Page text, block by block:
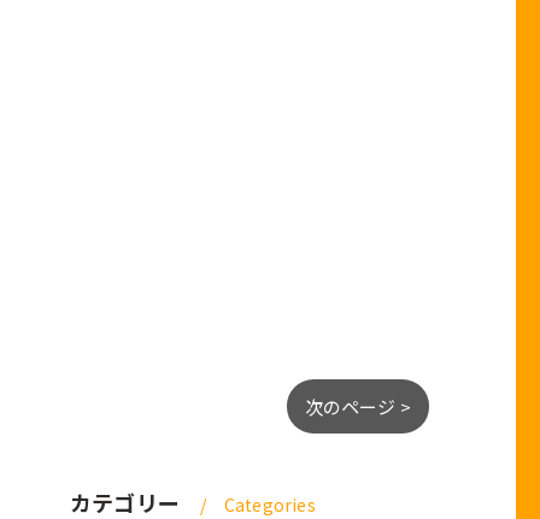
次のページ >
カテゴリー Categories